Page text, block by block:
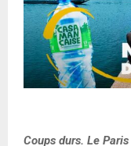
Coups durs. Le